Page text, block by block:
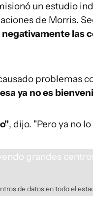
un estudio
de Morris.
las
problemas
ya no es
, dijo. "Pero ya no lo
de datos en todo el